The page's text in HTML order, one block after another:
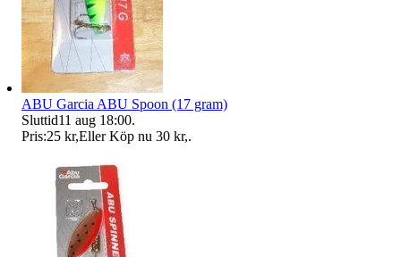
ABU Garcia ABU Spoon (17 gram)
Sluttid11 aug 18:00.
Pris:25 kr,Eller Köp nu 30 kr,.